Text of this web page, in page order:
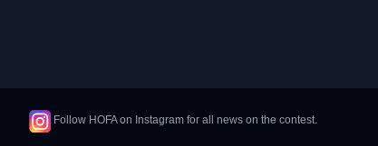
Follow HOFA on Instagram for all news on the contest.